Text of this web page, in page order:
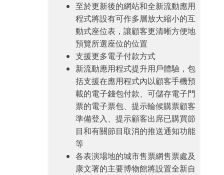
至於更新後的網站和全新流動應用
程式將設有可作多層放大縮小的互
動式座位表，讓顧客更清晰方便地
預覽所選座位的位置
支援更多電子付款方式
新流動應用程式提升用戶體驗，包
括支援在應用程式內以顧客手機預
載的電子錢包付款、可儲存電子門
票的電子票包、提示輪候購票顧客
準備登入、提示顧客出席已購買節
目和有關節目取消的推送通知功能
等
各表演場地的城市售票網售票處及
康文署的主要博物館將設置全新自